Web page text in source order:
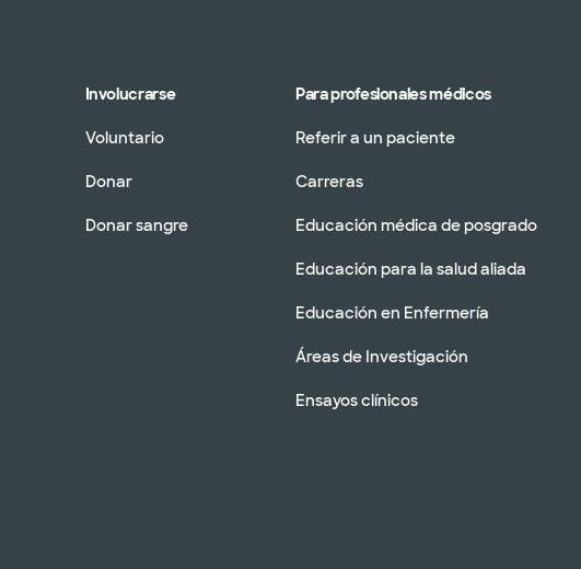
Involucrarse
Voluntario
Donar
Donar sangre
Para profesionales médicos
Referir a un paciente
Carreras
Educación médica de posgrado
Educación para la salud aliada
Educación en Enfermería
Áreas de Investigación
Ensayos clínicos